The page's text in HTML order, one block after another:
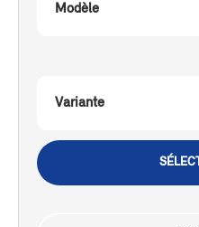
Modèle
Variante